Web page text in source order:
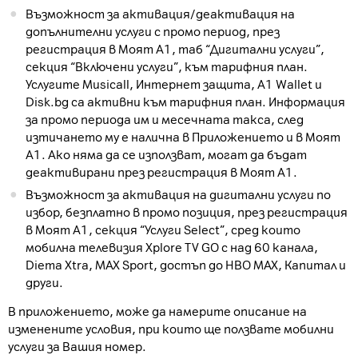
Възможност за активация/деактивация на
допълнителни услуги с промо период, през
регистрация в Моят А1, таб “Дигитални услуги”,
секция “Включени услуги”, към тарифния план.
Услугите Musicall, Интернет защита, A1 Wallet и
Disk.bg са активни към тарифния план. Информация
за промо периода им и месечната такса, след
изтичането му е налична в Приложението и в Моят
А1. Ако няма да се използват, могат да бъдат
деактивирани през регистрация в Моят А1.
Възможност за активация на дигитални услуги по
избор, безплатно в промо позиция, през регистрация
в Моят А1, секция “Услуги Select”, сред които
мобилна телевизия Xplore TV GO с над 60 канала,
Diema Xtra, MAX Sport, достъп до HBO MAX, Капитал и
други.
В приложението, може да намерите описание на
изменените условия, при които ще ползвате мобилни
услуги за Вашия номер.